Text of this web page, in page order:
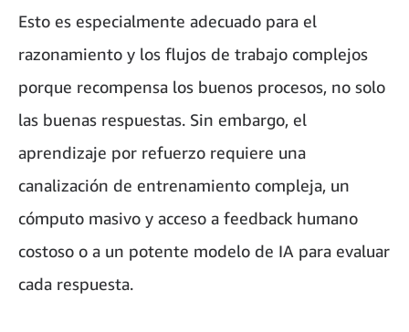
Esto es especialmente adecuado para el
razonamiento y los flujos de trabajo complejos
porque recompensa los buenos procesos, no solo
las buenas respuestas. Sin embargo, el
aprendizaje por refuerzo requiere una
canalización de entrenamiento compleja, un
cómputo masivo y acceso a feedback humano
costoso o a un potente modelo de IA para evaluar
cada respuesta.